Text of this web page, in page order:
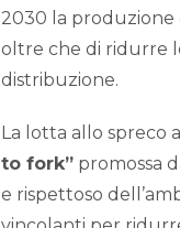
2030 la produzione
oltre che di ridurre
distribuzione.
La lotta allo spreco
to fork” promossa
e rispettoso